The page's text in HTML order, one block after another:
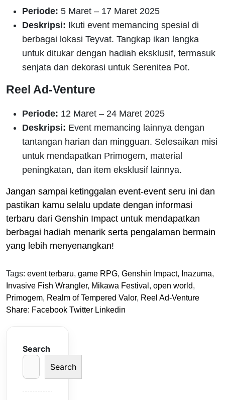
Periode: 5 Maret – 17 Maret 2025
Deskripsi: Ikuti event memancing spesial di
berbagai lokasi Teyvat. Tangkap ikan langka
untuk ditukar dengan hadiah eksklusif, termasuk
senjata dan dekorasi untuk Serenitea Pot.
Reel Ad-Venture
Periode: 12 Maret – 24 Maret 2025
Deskripsi: Event memancing lainnya dengan
tantangan harian dan mingguan. Selesaikan misi
untuk mendapatkan Primogem, material
peningkatan, dan item eksklusif lainnya.
Jangan sampai ketinggalan event-event seru ini dan
pastikan kamu selalu update dengan informasi
terbaru dari Genshin Impact untuk mendapatkan
berbagai hadiah menarik serta pengalaman bermain
yang lebih menyenangkan!
Tags: event terbaru, game RPG, Genshin Impact, Inazuma,
Invasive Fish Wrangler, Mikawa Festival , open world,
Primogem, Realm of Tempered Valor, Reel Ad-Venture
Share: Facebook Twitter Linkedin
Search
Search